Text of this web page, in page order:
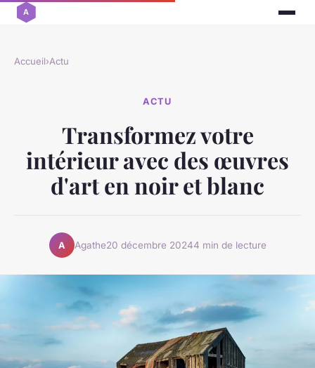
Accueil›Actu
ACTU
Transformez votre
intérieur avec des œuvres
d'art en noir et blanc
A Agathe20 décembre 20244 min de lecture